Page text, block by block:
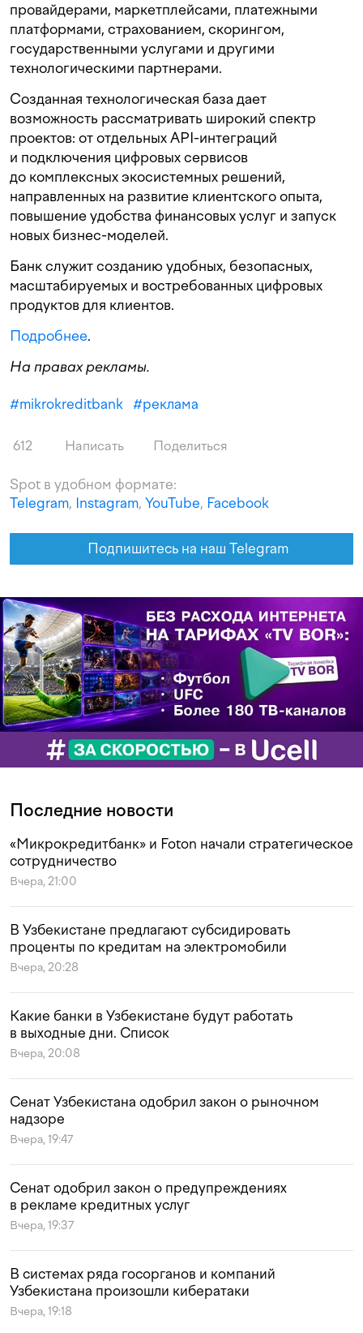
провайдерами, маркетплейсами, платежными
платформами, страхованием, скорингом,
государственными услугами и другими
технологическими партнерами.
Созданная технологическая база дает
возможность рассматривать широкий спектр
проектов: от отдельных API-интеграций
и подключения цифровых сервисов
до комплексных экосистемных решений,
направленных на развитие клиентского опыта,
повышение удобства финансовых услуг и запуск
новых бизнес-моделей.
Банк служит созданию удобных, безопасных,
масштабируемых и востребованных цифровых
продуктов для клиентов.
Подробнее.
На правах рекламы.
#mikrokreditbank #реклама
612 Написать Поделиться
Spot в удобном формате:
Telegram, Instagram, YouTube, Facebook
Подпишитесь на наш Telegram
Последние новости
«Микрокредитбанк» и Foton начали стратегическое
сотрудничество
Вчера, 21:00
В Узбекистане предлагают субсидировать
проценты по кредитам на электромобили
Вчера, 20:28
Какие банки в Узбекистане будут работать
в выходные дни. Список
Вчера, 20:08
Сенат Узбекистана одобрил закон о рыночном
надзоре
Вчера, 19:47
Сенат одобрил закон о предупреждениях
в рекламе кредитных услуг
Вчера, 19:37
В системах ряда госорганов и компаний
Узбекистана произошли кибератаки
Вчера, 19:18